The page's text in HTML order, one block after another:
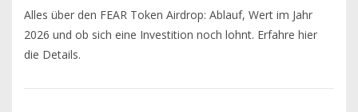
Alles über den FEAR Token Airdrop: Ablauf, Wert im Jahr
2026 und ob sich eine Investition noch lohnt. Erfahre hier
die Details.